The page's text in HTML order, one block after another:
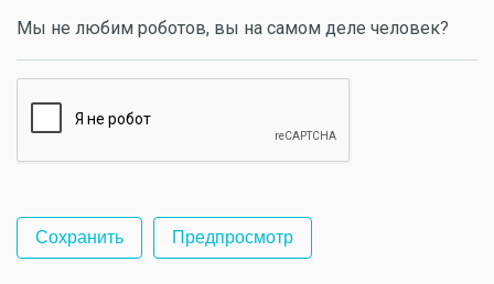
Мы не любим роботов, вы на самом деле человек?